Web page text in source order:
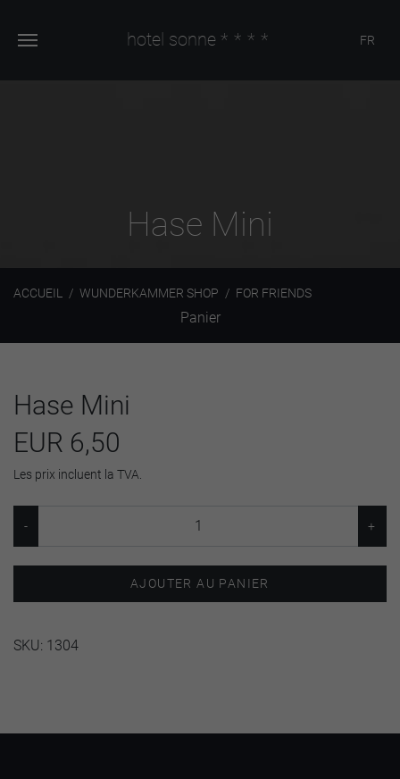
hotel sonne **** FR
Hase Mini
ACCUEIL WUNDERKAMMER SHOP FOR FRIENDS
Panier
Hase Mini
EUR 6,50
Les prix incluent la TVA.
AJOUTER AU PANIER
SKU: 1304